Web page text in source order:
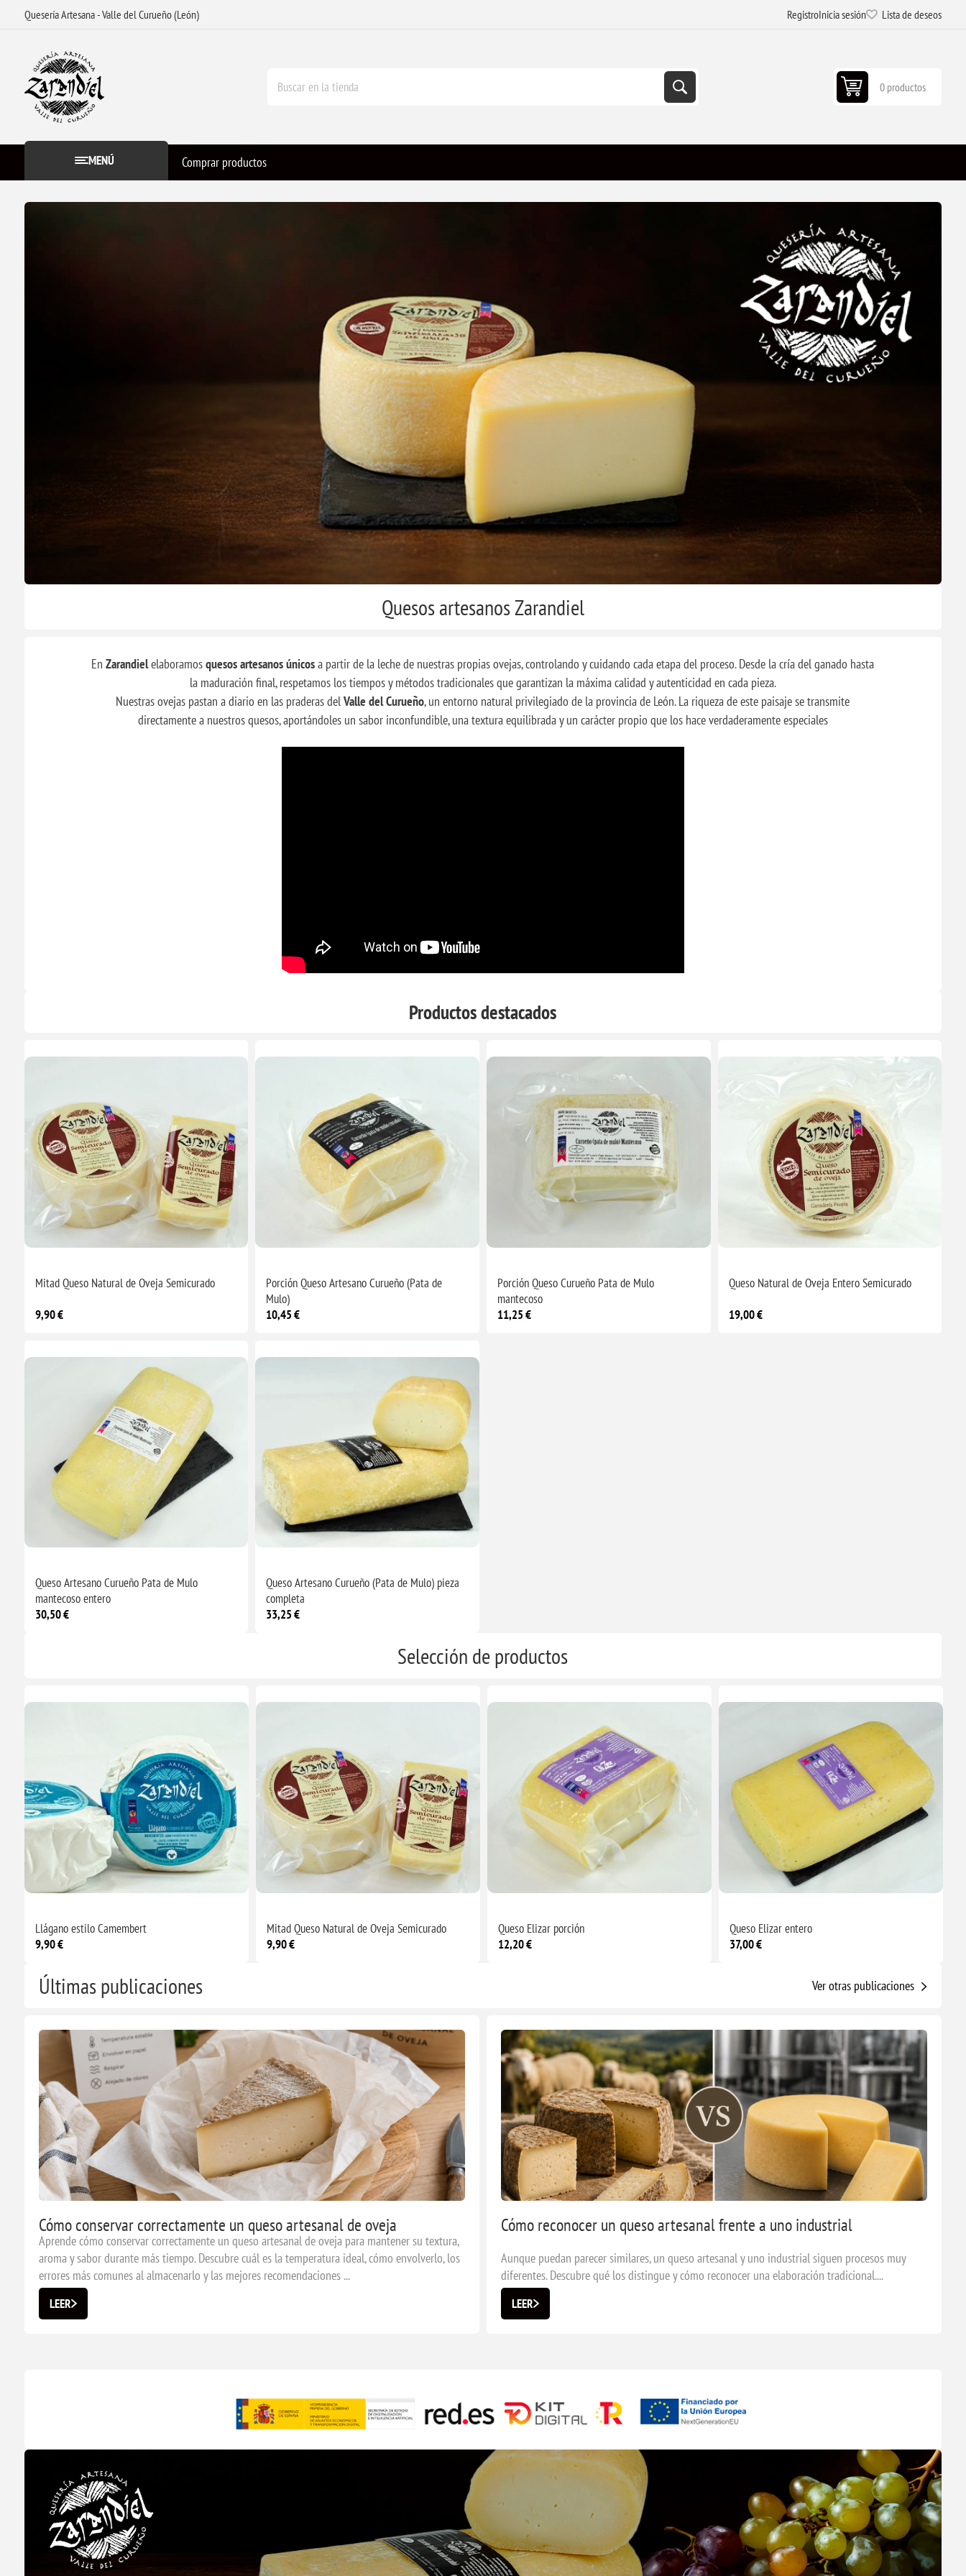
Quesería Artesana - Valle del Curueño (León) RegistroInicia sesión Lista de deseos
0 productos
MENÚ Comprar productos
Quesos artesanos Zarandiel
EnZarandielelaboramosquesos artesanos únicosa partir de la leche de nuestras propias ovejas, controlando y cuidando cada etapa del proceso. Desde la cría del ganado hasta
la maduración final, respetamos los tiempos y métodos tradicionales que garantizan la máxima calidad y autenticidad en cada pieza.
Nuestras ovejas pastan a diario en las praderas delValle del Curueño, un entorno natural privilegiado de la provincia de León. La riqueza de este paisaje se transmite
directamente a nuestros quesos, aportándoles un sabor inconfundible, una textura equilibrada y un carácter propio que los hace verdaderamente especiales
Productos destacados
Mitad Queso Natural de Oveja Semicurado
9,90 €
Porción Queso Artesano Curueño (Pata de
Mulo)
10,45 €
Porción Queso Curueño Pata de Mulo
mantecoso
11,25 €
Queso Natural de Oveja Entero Semicurado
19,00 €
Queso Artesano Curueño Pata de Mulo
mantecoso entero
30,50 €
Queso Artesano Curueño (Pata de Mulo) pieza
completa
33,25 €
Selección de productos
Llágano estilo Camembert
9,90 €
Mitad Queso Natural de Oveja Semicurado
9,90 €
Queso Elizar porción
12,20 €
Queso Elizar entero
37,00 €
Últimas publicaciones Ver otras publicaciones
Cómo conservar correctamente un queso artesanal de oveja
Aprende cómo conservar correctamente un queso artesanal de oveja para mantener su textura,
aroma y sabor durante más tiempo. Descubre cuál es la temperatura ideal, cómo envolverlo, los
errores más comunes al almacenarlo y las mejores recomendaciones ...
LEER
Cómo reconocer un queso artesanal frente a uno industrial
Aunque puedan parecer similares, un queso artesanal y uno industrial siguen procesos muy
diferentes. Descubre qué los distingue y cómo reconocer una elaboración tradicional....
LEER